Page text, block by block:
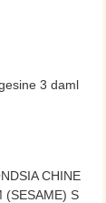
3 daml
CHINE
(SESAME) S